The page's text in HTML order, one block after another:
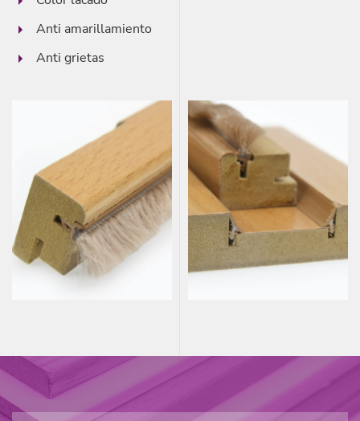
Anti amarillamiento
Anti grietas